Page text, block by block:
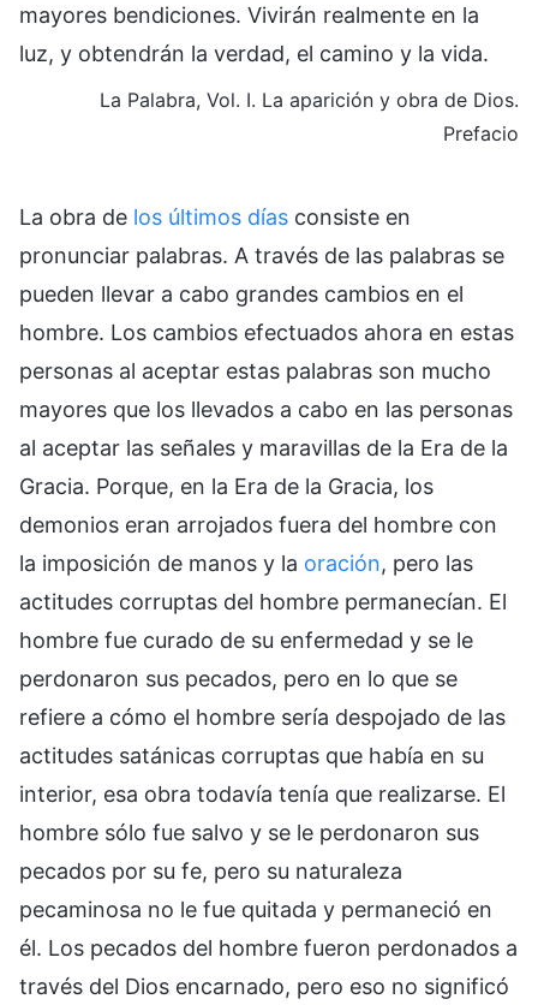
mayores bendiciones. Vivirán realmente en la
luz, y obtendrán la verdad, el camino y la vida.
La Palabra, Vol. I. La aparición y obra de Dios.
Prefacio
La obra de los últimos días consiste en
pronunciar palabras. A través de las palabras se
pueden llevar a cabo grandes cambios en el
hombre. Los cambios efectuados ahora en estas
personas al aceptar estas palabras son mucho
mayores que los llevados a cabo en las personas
al aceptar las señales y maravillas de la Era de la
Gracia. Porque, en la Era de la Gracia, los
demonios eran arrojados fuera del hombre con
la imposición de manos y la oración, pero las
actitudes corruptas del hombre permanecían. El
hombre fue curado de su enfermedad y se le
perdonaron sus pecados, pero en lo que se
refiere a cómo el hombre sería despojado de las
actitudes satánicas corruptas que había en su
interior, esa obra todavía tenía que realizarse. El
hombre sólo fue salvo y se le perdonaron sus
pecados por su fe, pero su naturaleza
pecaminosa no le fue quitada y permaneció en
él. Los pecados del hombre fueron perdonados a
través del Dios encarnado, pero eso no significó